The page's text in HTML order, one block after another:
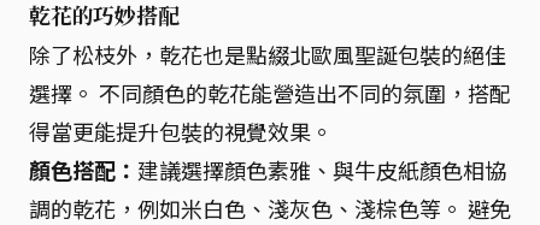
乾花的巧妙搭配
除了松枝外，乾花也是點綴北歐風聖誕包裝的絕佳
選擇。 不同顏色的乾花能營造出不同的氛圍，搭配
得當更能提升包裝的視覺效果。
顏色搭配： 建議選擇顏色素雅、與牛皮紙顏色相協
調的乾花，例如米白色、淺灰色、淺棕色等。 避免